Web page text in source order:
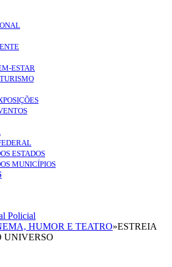
ESTAR
ESTADOS
MUNICÍPIOS
HUMOR E TEATRO»ESTREIA
UNIVERSO